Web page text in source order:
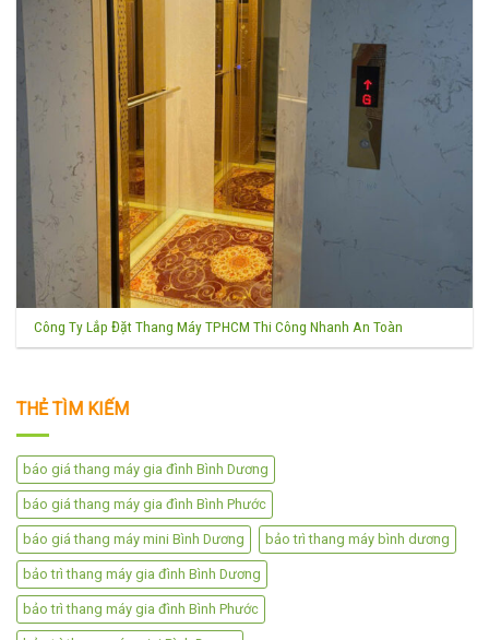
Công Ty Lắp Đặt Thang Máy TPHCM Thi Công Nhanh An Toàn
THẺ TÌM KIẾM
báo giá thang máy gia đình Bình Dương
báo giá thang máy gia đình Bình Phước
báo giá thang máy mini Bình Dương bảo trì thang máy bình dương
bảo trì thang máy gia đình Bình Dương
bảo trì thang máy gia đình Bình Phước